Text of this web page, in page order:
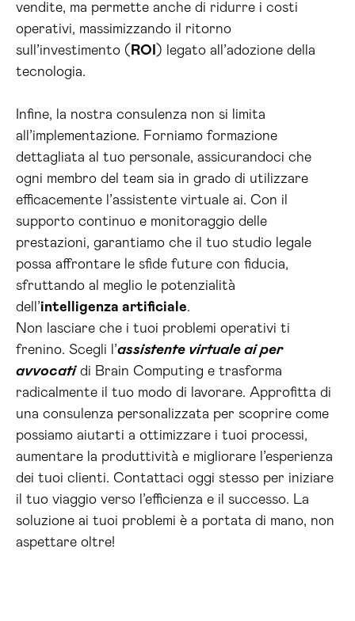
vendite, ma permette anche di ridurre i costi
operativi, massimizzando il ritorno
sull’investimento ( ROI ) legato all’adozione della
tecnologia.
Infine, la nostra consulenza non si limita
all’implementazione. Forniamo formazione
dettagliata al tuo personale, assicurandoci che
ogni membro del team sia in grado di utilizzare
efficacemente l’assistente virtuale ai. Con il
supporto continuo e monitoraggio delle
prestazioni, garantiamo che il tuo studio legale
possa affrontare le sfide future con fiducia,
sfruttando al meglio le potenzialità
dell’intelligenza artificiale.
Non lasciare che i tuoi problemi operativi ti
frenino. Scegli l’assistente virtuale ai per
avvocatidi Brain Computing e trasforma
radicalmente il tuo modo di lavorare. Approfitta di
una consulenza personalizzata per scoprire come
possiamo aiutarti a ottimizzare i tuoi processi,
aumentare la produttività e migliorare l’esperienza
dei tuoi clienti. Contattaci oggi stesso per iniziare
il tuo viaggio verso l’efficienza e il successo. La
soluzione ai tuoi problemi è a portata di mano, non
aspettare oltre!